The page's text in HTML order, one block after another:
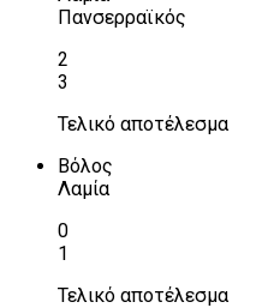
Πανσερραϊκός
2
3
Τελικό αποτέλεσμα
Βόλος
Λαμία
0
1
Τελικό αποτέλεσμα